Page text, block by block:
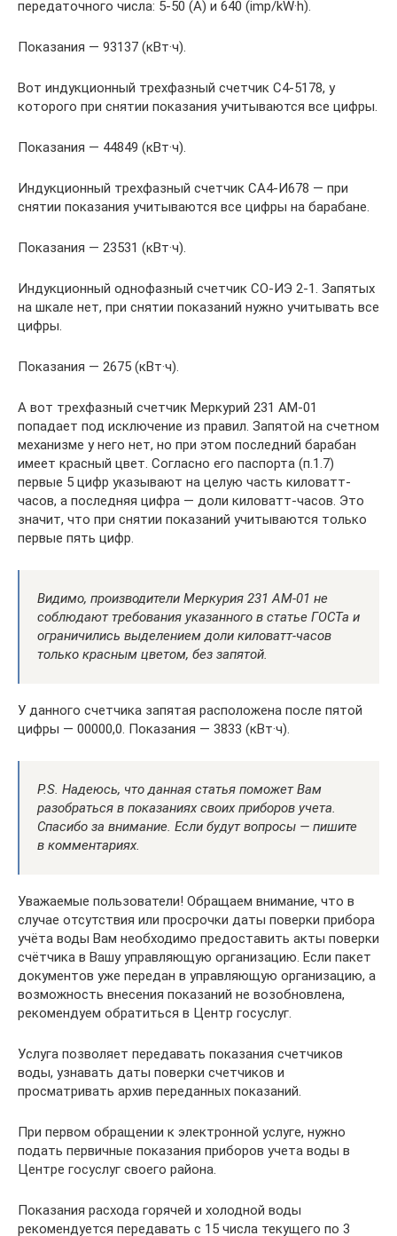
передаточного числа: 5-50 (А) и 640 (imp/kW·h).
Показания — 93137 (кВт·ч).
Вот индукционный трехфазный счетчик С4-5178, у
которого при снятии показания учитываются все цифры.
Показания — 44849 (кВт·ч).
Индукционный трехфазный счетчик СА4-И678 — при
снятии показания учитываются все цифры на барабане.
Показания — 23531 (кВт·ч).
Индукционный однофазный счетчик СО-ИЭ 2-1. Запятых
на шкале нет, при снятии показаний нужно учитывать все
цифры.
Показания — 2675 (кВт·ч).
А вот трехфазный счетчик Меркурий 231 АМ-01
попадает под исключение из правил. Запятой на счетном
механизме у него нет, но при этом последний барабан
имеет красный цвет. Согласно его паспорта (п.1.7)
первые 5 цифр указывают на целую часть киловатт-
часов, а последняя цифра — доли киловатт-часов. Это
значит, что при снятии показаний учитываются только
первые пять цифр.
Видимо, производители Меркурия 231 АМ-01 не
соблюдают требования указанного в статье ГОСТа и
ограничились выделением доли киловатт-часов
только красным цветом, без запятой.
У данного счетчика запятая расположена после пятой
цифры — 00000,0. Показания — 3833 (кВт·ч).
P.S. Надеюсь, что данная статья поможет Вам
разобраться в показаниях своих приборов учета.
Спасибо за внимание. Если будут вопросы — пишите
в комментариях.
Уважаемые пользователи! Обращаем внимание, что в
случае отсутствия или просрочки даты поверки прибора
учёта воды Вам необходимо предоставить акты поверки
счётчика в Вашу управляющую организацию. Если пакет
документов уже передан в управляющую организацию, а
возможность внесения показаний не возобновлена,
рекомендуем обратиться в Центр госуслуг.
Услуга позволяет передавать показания счетчиков
воды, узнавать даты поверки счетчиков и
просматривать архив переданных показаний.
При первом обращении к электронной услуге, нужно
подать первичные показания приборов учета воды в
Центре госуслуг своего района.
Показания расхода горячей и холодной воды
рекомендуется передавать с 15 числа текущего по 3